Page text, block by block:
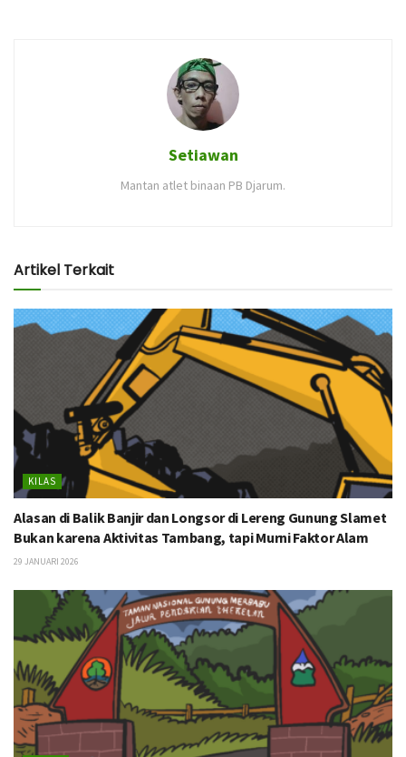
Setiawan
Mantan atlet binaan PB Djarum.
Artikel Terkait
KILAS
Alasan di Balik Banjir dan Longsor di Lereng Gunung Slamet
Bukan karena Aktivitas Tambang, tapi Murni Faktor Alam
29 JANUARI 2026